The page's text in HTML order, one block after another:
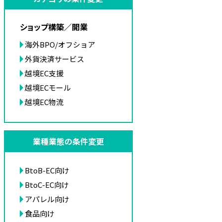
ショップ構築／開業
海外BPO/オフショア
外貨決済サービス
越境EC支援
越境ECモール
越境EC物流
業種業態の条件変更
BtoB-EC向け
BtoC-EC向け
アパレル向け
食品向け